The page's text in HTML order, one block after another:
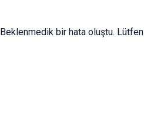
Beklenmedik bir hata oluştu. Lütfen